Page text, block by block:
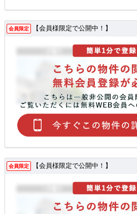
会員限定 【会員様限定で公開中！】
会員限定 【会員様限定で公開中！】